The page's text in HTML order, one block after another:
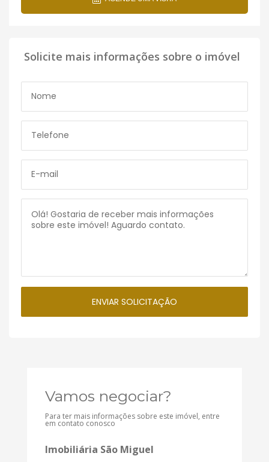
Solicite mais informações sobre o imóvel
Vamos negociar?
Para ter mais informações sobre este imóvel, entre
em contato conosco
Imobiliária São Miguel